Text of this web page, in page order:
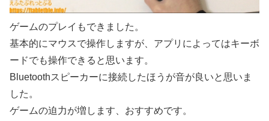
ゲームのプレイもできました。
基本的にマウスで操作しますが、アプリによってはキーボ
ードでも操作できると思います。
Bluetoothスピーカーに接続したほうが音が良いと思いま
した。
ゲームの迫力が増します、おすすめです。